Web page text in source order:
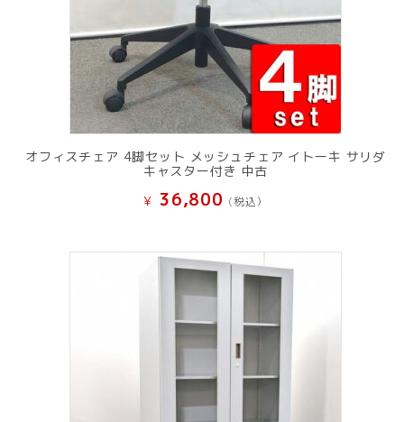
オフィスチェア 4脚セット メッシュチェア イトーキ サリダ
キャスター付き 中古
¥ 36,800 (税込）